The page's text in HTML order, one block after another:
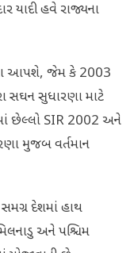
યાદી હવે રાજ્યના
આપશે, જેમ કે 2003
સઘન સુધારણા માટે
છેલ્લો SIR 2002 અને
મુજબ વર્તમાન
દેશમાં હાથ
અને પશ્ચિમ